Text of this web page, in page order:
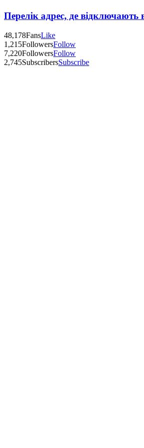
Перелік адрес, де відключають
48,178FansLike
1,215FollowersFollow
7,220FollowersFollow
2,745SubscribersSubscribe